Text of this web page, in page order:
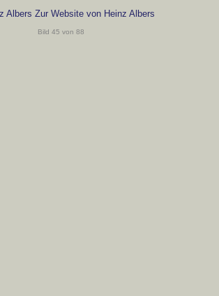
Albers Zur Website von Heinz Albers
Bild 45 von 88